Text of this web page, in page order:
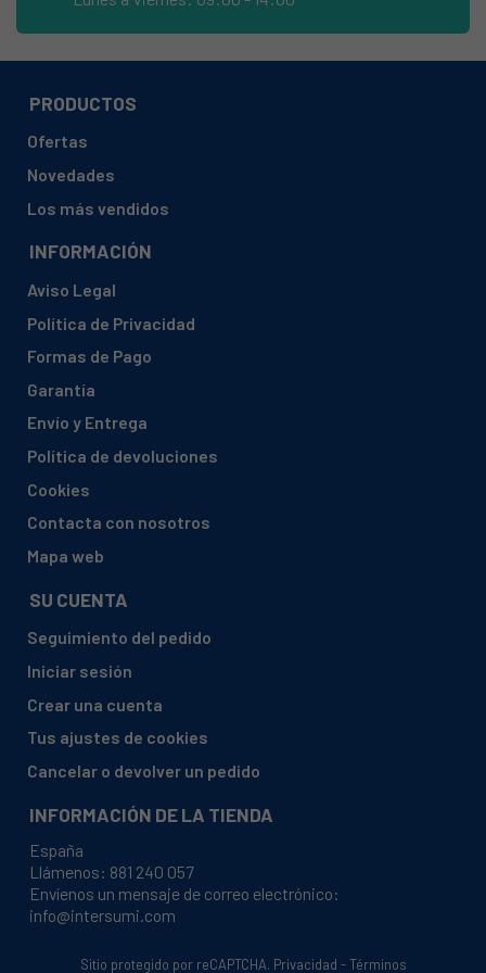
JUNKERS/BOSCH, WR27S1KE 8700306114
JUNKERS/BOSCH, WR3003KDM1E23 87003061140
JUNKERS/BOSCH, WR3006KDM1E23 87003061140
JUNKERS/BOSCH, WR3006KVM1E31 87003061140
JUNKERS/BOSCH, WR3253AM1E23 87003061140
JUNKERS/BOSCH, WR3503KV1B31 87003061140
JUNKERS/BOSCH, WR3506KD1B23 87003061140
JUNKERS/BOSCH, WR3508KV1G31 87003061140
JUNKERS/BOSCH, WR4003KD1B23 87003061140
JUNKERS/BOSCH, WR4003KV1B31 87003061140
JUNKERS/BOSCH, WR4006KD1B23 87003061140
JUNKERS/BOSCH, WR4006KV1B31 87003061140
PRODUCTOS
Ofertas
Novedades
Los más vendidos
INFORMACIÓN
Aviso Legal
Política de Privacidad
Formas de Pago
Garantía
Envío y Entrega
Política de devoluciones
Cookies
Contacta con nosotros
Mapa web
SU CUENTA
Seguimiento del pedido
Iniciar sesión
Crear una cuenta
Tus ajustes de cookies
Cancelar o devolver un pedido
INFORMACIÓN DE LA TIENDA
España
Llámenos: 881 240 057
Envíenos un mensaje de correo electrónico:
info@intersumi.com
Sitio protegido por reCAPTCHA. Privacidad -Términos